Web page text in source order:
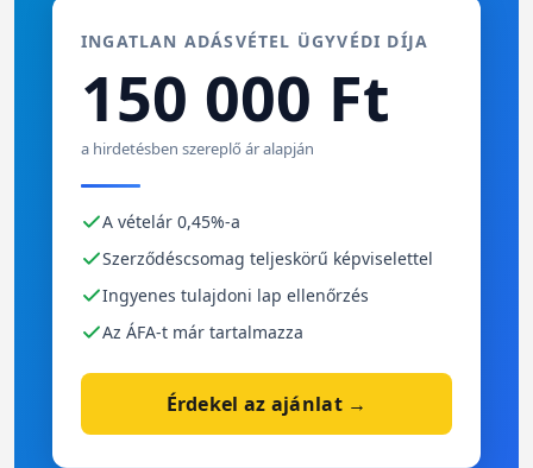
INGATLAN ADÁSVÉTEL ÜGYVÉDI DÍJA
150 000 Ft
a hirdetésben szereplő ár alapján
A vételár 0,45%-a
Szerződéscsomag teljeskörű képviselettel
Ingyenes tulajdoni lap ellenőrzés
Az ÁFA-t már tartalmazza
Érdekel az ajánlat →